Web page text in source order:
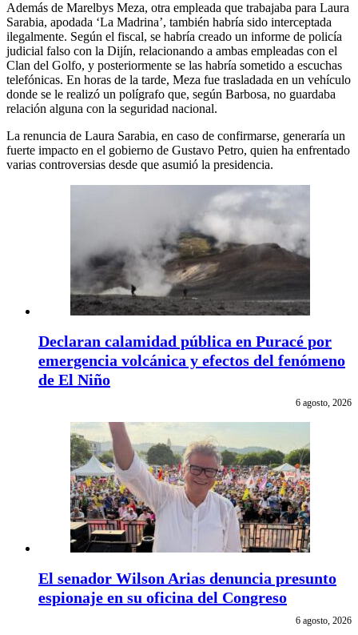
Además de Marelbys Meza, otra empleada que trabajaba para Laura
Sarabia, apodada ‘La Madrina’, también habría sido interceptada
ilegalmente. Según el fiscal, se habría creado un informe de policía
judicial falso con la Dijín, relacionando a ambas empleadas con el
Clan del Golfo, y posteriormente se las habría sometido a escuchas
telefónicas. En horas de la tarde, Meza fue trasladada en un vehículo
donde se le realizó un polígrafo que, según Barbosa, no guardaba
relación alguna con la seguridad nacional.
La renuncia de Laura Sarabia, en caso de confirmarse, generaría un
fuerte impacto en el gobierno de Gustavo Petro, quien ha enfrentado
varias controversias desde que asumió la presidencia.
Declaran calamidad pública en Puracé por
emergencia volcánica y efectos del fenómeno
de El Niño
6 agosto, 2026
El senador Wilson Arias denuncia presunto
espionaje en su oficina del Congreso
6 agosto, 2026